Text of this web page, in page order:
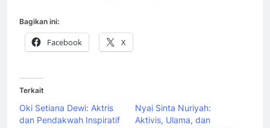
Bagikan ini:
Facebook X
Terkait
Oki Setiana Dewi: Aktris
dan Pendakwah Inspiratif
Nyai Sinta Nuriyah:
Aktivis, Ulama, dan